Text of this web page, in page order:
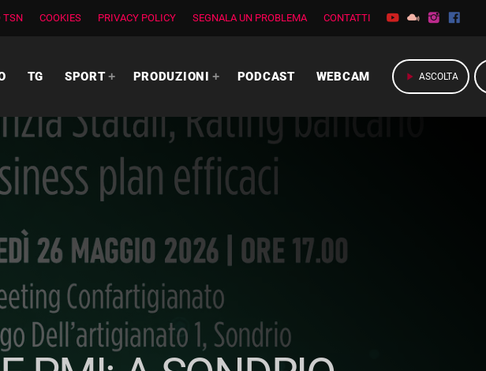
TSN COOKIES PRIVACY POLICY SEGNALA UN PROBLEMA CONTATTI
TG SPORT PRODUZIONI PODCAST WEBCAM play_arrow ASCOLTA